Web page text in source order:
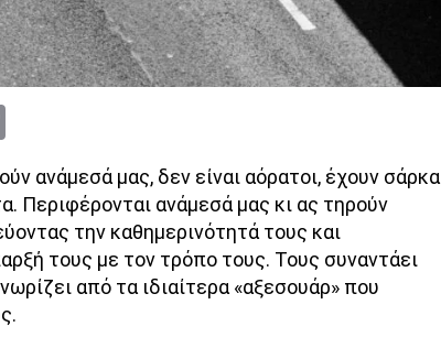
Link
ανάμεσά μας, δεν είναι αόρατοι, έχουν σάρκα
Περιφέρονται ανάμεσά μας κι ας τηρούν
την καθημερινότητά τους και
τους με τον τρόπο τους. Τους συναντάει
από τα ιδιαίτερα «αξεσουάρ» που